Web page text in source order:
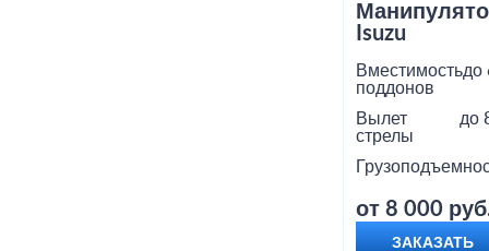
Isuzu
Вместимость
поддонов
до
Вылет
стрелы
до
от 8 000
ЗАКАЗАТЬ